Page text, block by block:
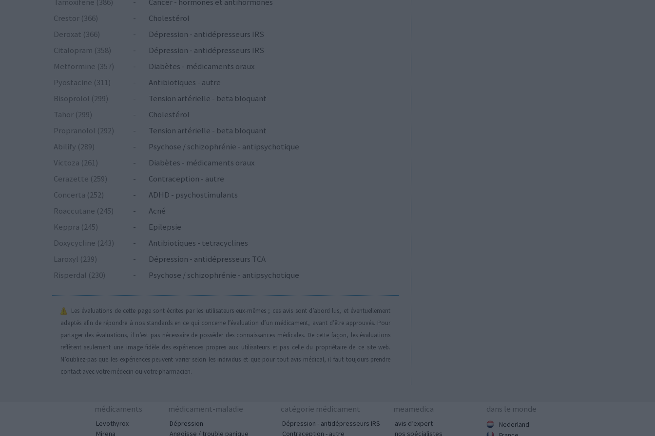
Crestor (366)
-
Cholestérol
Deroxat (366)
-
Dépression - antidépresseurs IRS
Citalopram (358)
-
Dépression - antidépresseurs IRS
Metformine (357)
-
Diabètes - médicaments oraux
Pyostacine (311)
-
Antibiotiques - autre
Bisoprolol (299)
-
Tension artérielle - beta bloquant
Tahor (299)
-
Cholestérol
Propranolol (292)
-
Tension artérielle - beta bloquant
Abilify (289)
-
Psychose / schizophrénie - antipsychotique
Victoza (261)
-
Diabètes - médicaments oraux
Cerazette (259)
-
Contraception - autre
Concerta (252)
-
ADHD - psychostimulants
Roaccutane (245)
-
Acné
Keppra (245)
-
Epilepsie
Doxycycline (243)
-
Antibiotiques - tetracyclines
Laroxyl (239)
-
Dépression - antidépresseurs TCA
Risperdal (230)
- Psychose / schizophrénie - antipsychotique
Les évaluations de cette page sont écrites par les utilisateurs eux-mêmes ; ces avis sont d’abord lus, et éventuellement
adaptés afin de répondre à nos standards en ce qui concerne l’évaluation d’un médicament, avant d’être approuvés. Pour
partager des évaluations, il n’est pas nécessaire de posséder des connaissances médicales. De cette façon, les évaluations
reflètent seulement une image fidèle des expériences propres aux utilisateurs et pas celle du propriétaire de ce site web.
N’oubliez-pas que les expériences peuvent varier selon les individus et que pour tout avis médical, il faut toujours prendre
contact avec votre médecin ou votre pharmacien.
médicaments
Levothyrox
Mirena
médicament-maladie
Dépression
Angoisse / trouble panique
catégorie médicament
Dépression - antidépresseurs IRS
Contraception - autre
meamedica
avis d’expert
nos spécialistes
dans le monde
Nederland